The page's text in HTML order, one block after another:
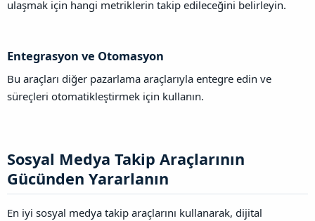
ulaşmak için hangi metriklerin takip edileceğini belirleyin.
Entegrasyon ve Otomasyon​
Bu araçları diğer pazarlama araçlarıyla entegre edin ve
süreçleri otomatikleştirmek için kullanın.
Sosyal Medya Takip Araçlarının
Gücünden Yararlanın​
En iyi sosyal medya takip araçlarını kullanarak, dijital